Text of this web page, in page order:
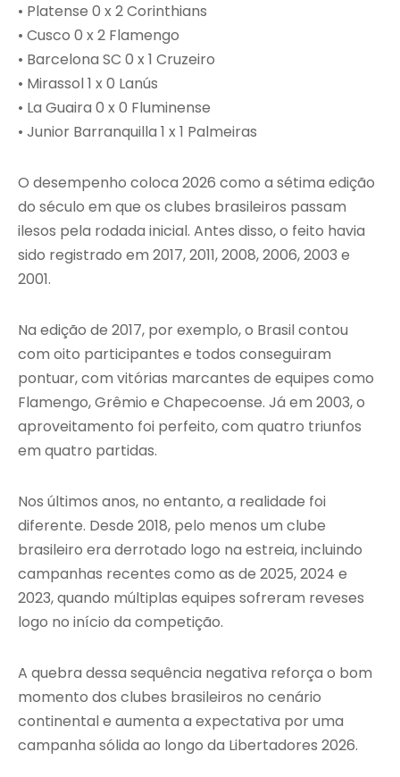
•⁠ ⁠Platense 0 x 2 Corinthians
•⁠ ⁠Cusco 0 x 2 Flamengo
•⁠ ⁠Barcelona SC 0 x 1 Cruzeiro
•⁠ ⁠Mirassol 1 x 0 Lanús
•⁠ ⁠La Guaira 0 x 0 Fluminense
•⁠ ⁠Junior Barranquilla 1 x 1 Palmeiras
O desempenho coloca 2026 como a sétima edição
do século em que os clubes brasileiros passam
ilesos pela rodada inicial. Antes disso, o feito havia
sido registrado em 2017, 2011, 2008, 2006, 2003 e
2001.
Na edição de 2017, por exemplo, o Brasil contou
com oito participantes e todos conseguiram
pontuar, com vitórias marcantes de equipes como
Flamengo, Grêmio e Chapecoense. Já em 2003, o
aproveitamento foi perfeito, com quatro triunfos
em quatro partidas.
Nos últimos anos, no entanto, a realidade foi
diferente. Desde 2018, pelo menos um clube
brasileiro era derrotado logo na estreia, incluindo
campanhas recentes como as de 2025, 2024 e
2023, quando múltiplas equipes sofreram reveses
logo no início da competição.
A quebra dessa sequência negativa reforça o bom
momento dos clubes brasileiros no cenário
continental e aumenta a expectativa por uma
campanha sólida ao longo da Libertadores 2026.